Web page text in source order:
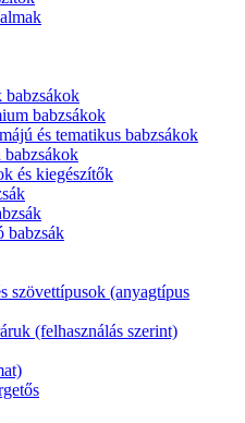
babzsákok
babzsákok
és tematikus babzsákok
és kiegészítők
babzsák
szövettípusok (anyagtípus
(felhasználás szerint)